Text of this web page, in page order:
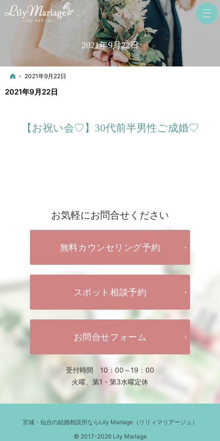
2021年9月22日
ホーム
2021年9月22日
2021年9月22日
【お祝い会♡】30代前半男性ご成婚♡
お気軽にお問合せください
無料カウンセリング予約
スポット相談予約
お問合せフォーム
受付時間 10：00～19：00
火曜、第1・第3水曜定休
© 2017-2026 Lily Mariage
宮城・仙台の結婚相談所ならLily Mariage（リリィマリアージュ）